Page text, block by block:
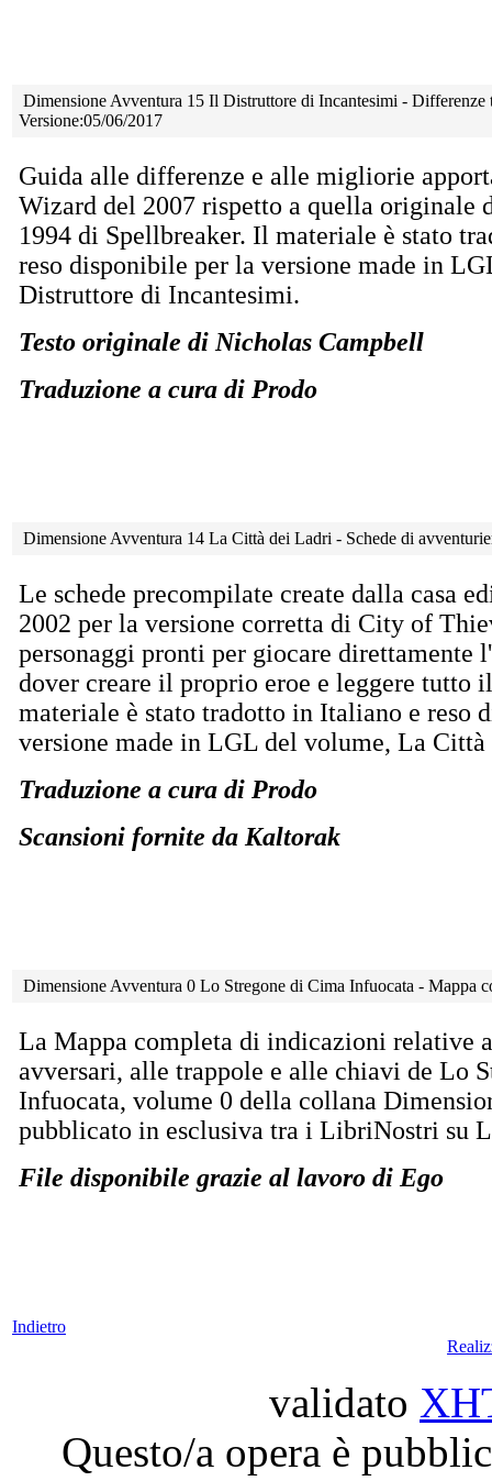
Dimensione Avventura 15 Il Distruttore di Incantesimi -
Versione:05/06/2017
Guida alle differenze e alle migliorie
Wizard del 2007 rispetto a quella originale
1994 di Spellbreaker. Il materiale è stato
reso disponibile per la versione made in
Distruttore di Incantesimi.
Testo originale di Nicholas Campbell
Traduzione a cura di Prodo
Dimensione Avventura 14 La Città dei Ladri - Schede di
Le schede precompilate create dalla casa
2002 per la versione corretta di City of
personaggi pronti per giocare direttamente
dover creare il proprio eroe e leggere tutto
materiale è stato tradotto in Italiano e reso
versione made in LGL del volume, La
Traduzione a cura di Prodo
Scansioni fornite da Kaltorak
Dimensione Avventura 0 Lo Stregone di Cima Infuocata - Mappa
La Mappa completa di indicazioni relative
avversari, alle trappole e alle chiavi de Lo
Infuocata, volume 0 della collana
pubblicato in esclusiva tra i LibriNostri su
File disponibile grazie al lavoro di Ego
Indietro
validato
Questo/a opera è